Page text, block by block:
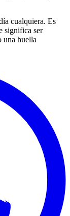
cualquiera. Es
significa ser
una huella